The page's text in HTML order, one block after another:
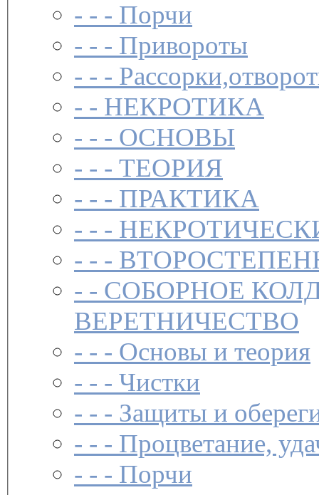
- - - Порчи­
- - - Привороты­
- - -
- - НЕКРОТИКА
- - - ОСНОВЫ
- - - ТЕОРИЯ
- - - ПРАКТИКА
- - -
- - -
- - СОБОРНОЕ
ВЕРЕТНИЧЕСТВО
- - - Основы и теория
- - - Чистки­
- - - Защиты и
- - - Процветание,
- - - Порчи